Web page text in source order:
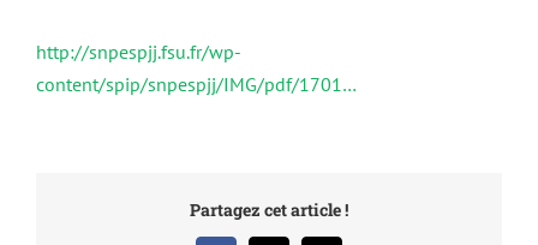
http://snpespjj.fsu.fr/wp-
content/spip/snpespjj/IMG/pdf/1701…
Partagez cet article !